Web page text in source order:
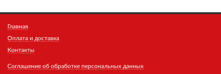
Главная
Оплата и доставка
Контакты
Соглашение об обработке персональных данных